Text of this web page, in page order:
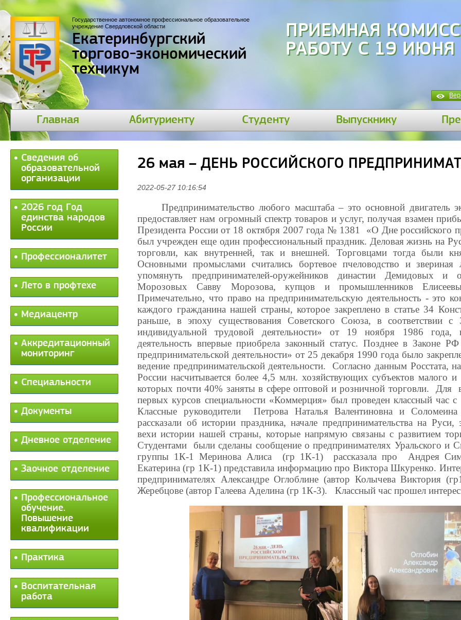
Государственное автономное профессиональное образовательное
учреждение Свердловской области
Екатеринбургский
торгово-экономический
техникум
ПРИЕМНАЯ
РАБОТУ С 19 ИЮНЯ
Главная Абитуриенту Студенту Выпускнику
Сведения об
образовательной
организации
2026 год Год
единства народов
России
Профессионалитет
Лето в профтехе
Медиацентр
Аккредитационный
мониторинг
Специальности
Документы
Дневное отделение
Заочное отделение
Профессиональное
обучение.
Повышение
квалификации
Практика
Воспитательная
работа
26 мая – ДЕНЬ РОССИЙСКОГО
2022-05-27 10:16:54
Предпринимательство любого масштаба – это основной двигатель
предоставляет нам огромный спектр товаров и услуг, получая взамен
Президента России от 18 октября 2007 года № 1381 «О Дне российского
был учрежден еще один профессиональный праздник. Деловая жизнь на
торговли, как внутренней, так и внешней. Торговцами тогда были
Основными промыслами считались бортевое пчеловодство и
упомянуть предпринимателей-оружейников династии Демидовых и
Морозовых Савву Морозова, купцов и промышленников
Примечательно, что право на предпринимательскую деятельность - это
каждого гражданина нашей страны, которое закреплено в статье 34
раньше, в эпоху существования Советского Союза, в соответствии
индивидуальной трудовой деятельности» от 19 ноября 1986 года,
деятельность впервые приобрела законный статус. Позднее в Законе
предпринимательской деятельности» от 25 декабря 1990 года было
ведение предпринимательской деятельности. Согласно данным Росстата,
России насчитывается более 4,5 млн. хозяйствующих субъектов малого и
которых почти 40% заняты в сфере оптовой и розничной торговли. Для
первых курсов специальности «Коммерция» был проведен классный час
Классные руководители Петрова Наталья Валентиновна и Соломеина
рассказали об истории праздника, начале предпринимательства на Руси,
вехи истории нашей страны, которые напрямую связаны с развитием
Студентами были сделаны сообщение о предпринимателях Уральского и
группы 1К-1 Меринова Алиса (гр 1К-1) рассказала про Андрея
Екатерина (гр 1К-1) представила информацию про Виктора Шкуренко.
предпринимателях Александре Оглоблине (автор Колычева Виктория
Жеребцове (автор Галеева Аделина (гр 1К-3). Классный час прошел